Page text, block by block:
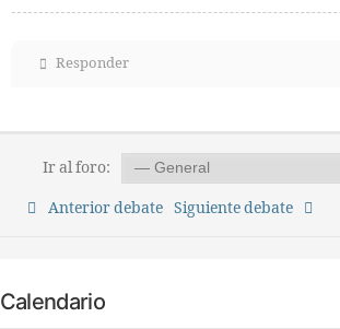
Responder
Ir al foro:
Anterior debate Siguiente debate
Calendario